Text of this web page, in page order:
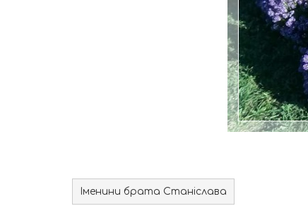
Іменини брата Станіслава